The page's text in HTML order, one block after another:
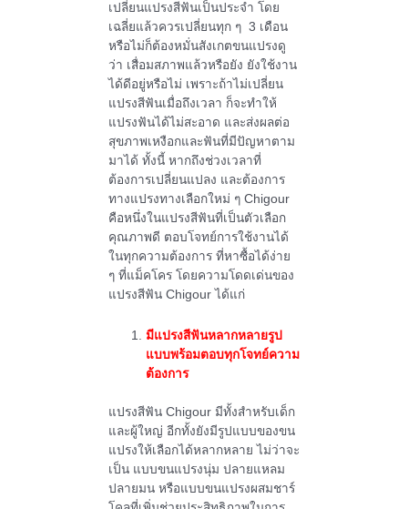
เปลี่ยนแปรงสีฟันเป็นประจำ โดย
เฉลี่ยแล้วควรเปลี่ยนทุก ๆ 3 เดือน
หรือไม่ก็ต้องหมั่นสังเกตขนแปรงดู
ว่า เสื่อมสภาพแล้วหรือยัง ยังใช้งาน
ได้ดีอยู่หรือไม่ เพราะถ้าไม่เปลี่ยน
แปรงสีฟันเมื่อถึงเวลา ก็จะทำให้
แปรงฟันได้ไม่สะอาด และส่งผลต่อ
สุขภาพเหงือกและฟันที่มีปัญหาตาม
มาได้ ทั้งนี้ หากถึงช่วงเวลาที่
ต้องการเปลี่ยนแปลง และต้องการ
ทางแปรงทางเลือกใหม่ ๆ Chigour
คือหนึ่งในแปรงสีฟันที่เป็นตัวเลือก
คุณภาพดี ตอบโจทย์การใช้งานได้
ในทุกความต้องการ ที่หาซื้อได้ง่าย
ๆ ที่แม็คโคร โดยความโดดเด่นของ
แปรงสีฟัน Chigour ได้แก่
มีแปรงสีฟันหลากหลายรูป
แบบพร้อมตอบทุกโจทย์ความ
ต้องการ
แปรงสีฟัน Chigour มีทั้งสำหรับเด็ก
และผู้ใหญ่ อีกทั้งยังมีรูปแบบของขน
แปรงให้เลือกได้หลากหลาย ไม่ว่าจะ
เป็น แบบขนแปรงนุ่ม ปลายแหลม
ปลายมน หรือแบบขนแปรงผสมชาร์